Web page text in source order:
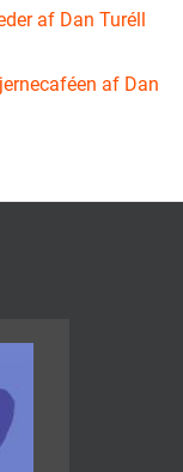
af Dan Turéll
af Dan